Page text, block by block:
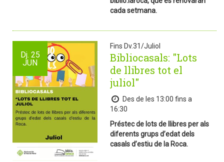
cada setmana.
Dj. 25
JUN
Fins Dv.31/Juliol
Bibliocasals: "Lots
de llibres tot el
juliol"
Des de les 13:00 fins a
16:30
Préstec de lots de llibres per als
diferents grups d’edat dels
casals d’estiu de la Roca.